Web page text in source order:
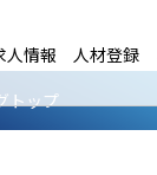
人情報 人材登録
トップ